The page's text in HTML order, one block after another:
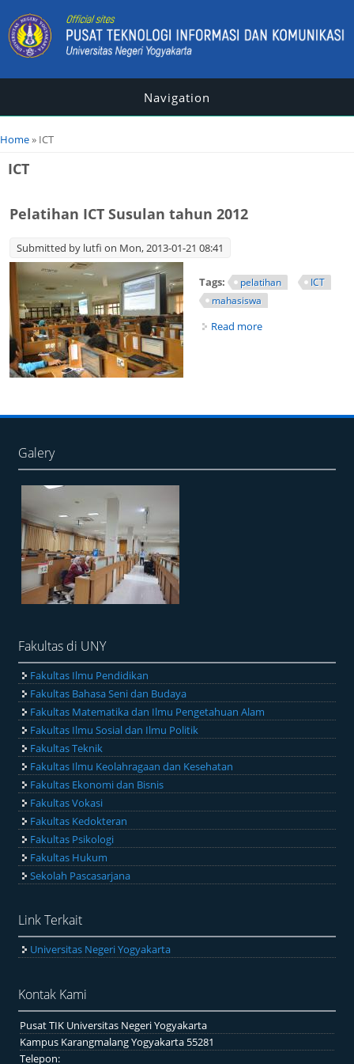
Navigation
You are here
Home» ICT
ICT
Pelatihan ICT Susulan tahun 2012
Submitted by lutfi on Mon, 2013-01-21 08:41
Tags: pelatihan
ICT
mahasiswa
Read more
Galery
Fakultas di UNY
Fakultas Ilmu Pendidikan
Fakultas Bahasa Seni dan Budaya
Fakultas Matematika dan Ilmu Pengetahuan Alam
Fakultas Ilmu Sosial dan Ilmu Politik
Fakultas Teknik
Fakultas Ilmu Keolahragaan dan Kesehatan
Fakultas Ekonomi dan Bisnis
Fakultas Vokasi
Fakultas Kedokteran
Fakultas Psikologi
Fakultas Hukum
Sekolah Pascasarjana
Link Terkait
Universitas Negeri Yogyakarta
Kontak Kami
Pusat TIK Universitas Negeri Yogyakarta
Kampus Karangmalang Yogyakarta 55281
Telepon: